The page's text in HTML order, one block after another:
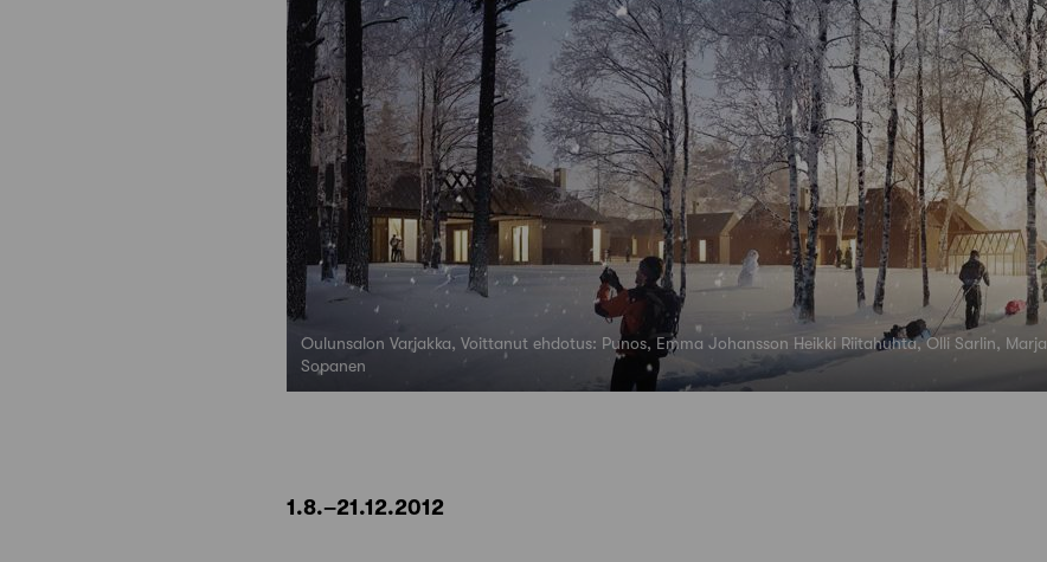
Oulunsalon Varjakka, Voittanut ehdotus: Punos, Emma Johansson Heikki Riitahuhta, Olli Sarlin, Marja
Sopanen
1.8.–21.12.2012